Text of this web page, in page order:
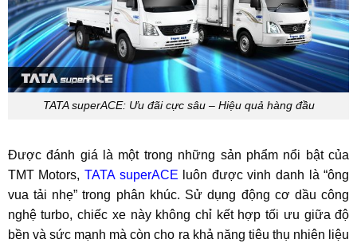
TATA superACE: Ưu đãi cực sâu – Hiệu quả hàng đầu
Được đánh giá là một trong những sản phẩm nổi bật của
TMT Motors, TATA superACE luôn được vinh danh là “ông
vua tải nhẹ” trong phân khúc. Sử dụng động cơ dầu công
nghệ turbo, chiếc xe này không chỉ kết hợp tối ưu giữa độ
bền và sức mạnh mà còn cho ra khả năng tiêu thụ nhiên liệu